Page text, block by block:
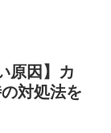
原因】カ
対処法を